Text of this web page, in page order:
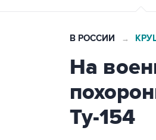
В РОССИИ →
На
Ту-154